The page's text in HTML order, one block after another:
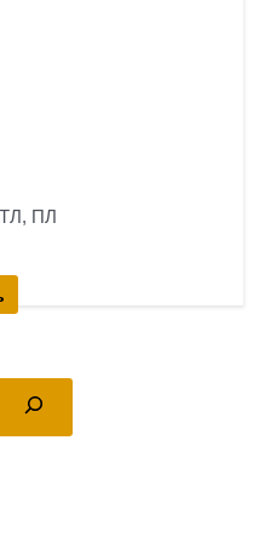
ПЛ